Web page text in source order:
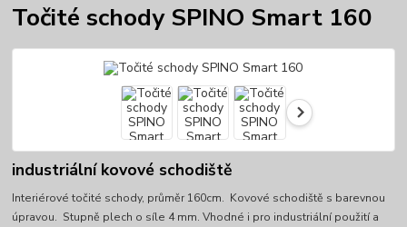
Točité schody SPINO Smart 160
industriální kovové schodiště
Interiérové točité schody, průměr 160cm. Kovové schodiště s barevnou
úpravou. Stupně plech o síle 4 mm. Vhodné i pro industriální použití a